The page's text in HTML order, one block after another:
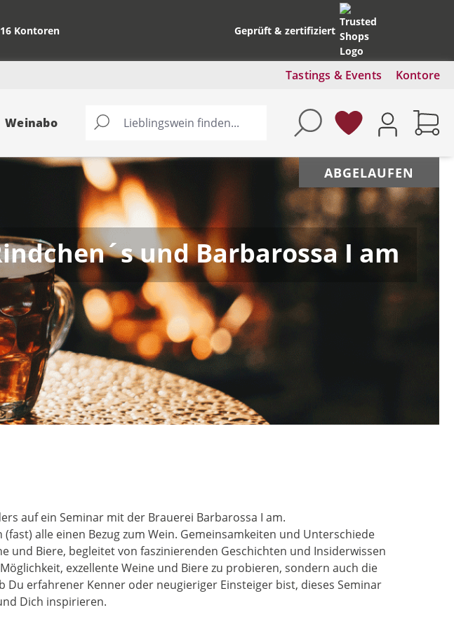
Kontoren Geprüft & zertifiziert
Tastings & Events Kontore
Weinabo
ABGELAUFEN
und Barbarossa I am
auf ein Seminar mit der Brauerei Barbarossa I am.
alle einen Bezug zum Wein. Gemeinsamkeiten und Unterschiede
und Biere, begleitet von faszinierenden Geschichten und Insiderwissen
exzellente Weine und Biere zu probieren, sondern auch die
Du erfahrener Kenner oder neugieriger Einsteiger bist, dieses Seminar
Dich inspirieren.